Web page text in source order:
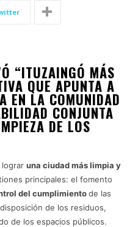
“ITUZAINGÓ MÁS
QUE APUNTA A
EN LA COMUNIDAD
CONJUNTA
DE LOS
lograr una ciudad más limpia y
principales: el fomento
del cumplimientode las
de los residuos,
de los espacios públicos.